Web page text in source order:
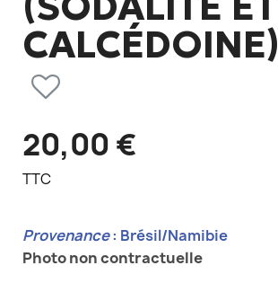
CALCÉDOINE)
20,00 €
TTC
Provenance: Brésil/Namibie
Photo non contractuelle